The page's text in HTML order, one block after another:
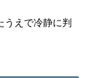
うえで冷静に判